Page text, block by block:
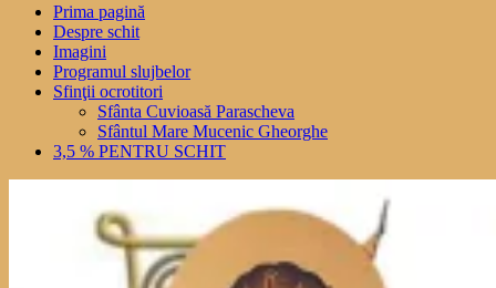
Prima pagină
Despre schit
Imagini
Programul slujbelor
Sfinţii ocrotitori
Sfânta Cuvioasă Parascheva
Sfântul Mare Mucenic Gheorghe
3,5 % PENTRU SCHIT